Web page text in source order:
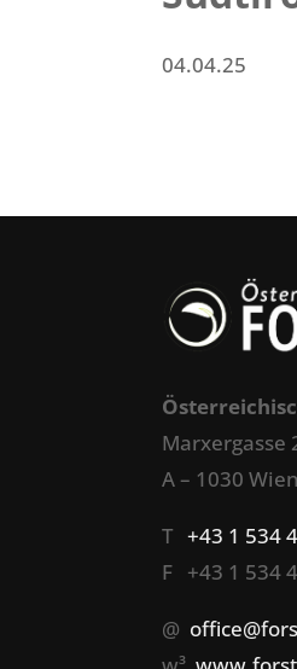
04.04.25
Marxergasse
A – 1030 Wien
T+43 1 534
F +43 1 534
@